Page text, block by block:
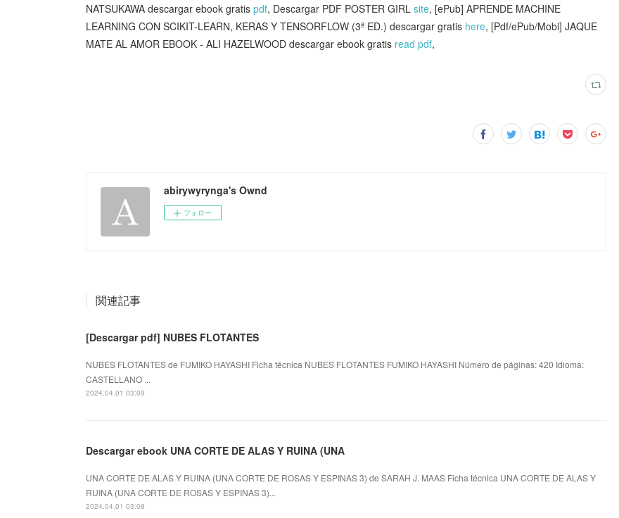
NATSUKAWA descargar ebook gratis pdf, Descargar PDF POSTER GIRL site, [ePub] APRENDE MACHINE
LEARNING CON SCIKIT-LEARN, KERAS Y TENSORFLOW (3ª ED.) descargar gratis here, [Pdf/ePub/Mobi] JAQUE
MATE AL AMOR EBOOK - ALI HAZELWOOD descargar ebook gratis read pdf,
abirywyrynga's Ownd
フォロー
関連記事
[Descargar pdf] NUBES FLOTANTES
NUBES FLOTANTES de FUMIKO HAYASHI Ficha técnica NUBES FLOTANTES FUMIKO HAYASHI Número de páginas: 420 Idioma:
CASTELLANO ...
2024.04.01 03:09
Descargar ebook UNA CORTE DE ALAS Y RUINA (UNA
UNA CORTE DE ALAS Y RUINA (UNA CORTE DE ROSAS Y ESPINAS 3) de SARAH J. MAAS Ficha técnica UNA CORTE DE ALAS Y
RUINA (UNA CORTE DE ROSAS Y ESPINAS 3)...
2024.04.01 03:08